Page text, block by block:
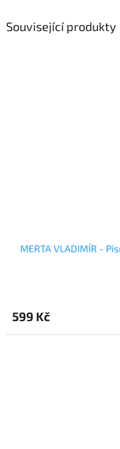
Související produkty
MERTA VLADIMÍR -
599 Kč